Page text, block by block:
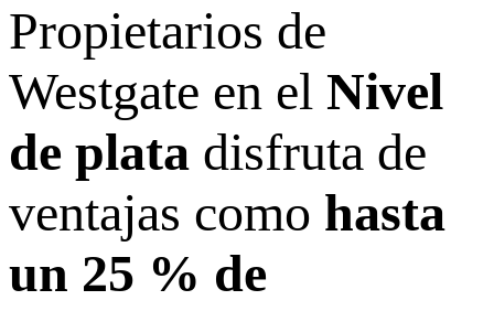
Propietarios de
Westgate en el Nivel
de plata disfruta de
ventajas como hasta
un 25 % de